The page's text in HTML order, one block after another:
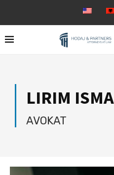
LIRIM
AVOKAT